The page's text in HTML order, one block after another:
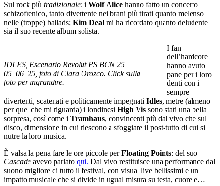
Sul rock più tradizionale: i Wolf Alice hanno fatto un concerto
schizofrenico, tanto divertente nei brani più tirati quanto melenso
nelle (troppe) ballads; Kim Deal mi ha ricordato quanto deludente
sia il suo recente album solista.
IDLES, Escenario Revolut PS BCN 25
05_06_25, foto di Clara Orozco. Click sulla
foto per ingrandire.
I fan
dell’hardcore
hanno avuto
pane per i loro
denti con i
sempre
divertenti, scatenati e politicamente impegnati Idles, metre (almeno
per quel che mi riguarda) i londinesi High Vis sono stati una bella
sorpresa, così come i Tramhaus, convincenti più dal vivo che sul
disco, dimensione in cui riescono a sfoggiare il post-tutto di cui si
nutre la loro musica.
È valsa la pena fare le ore piccole perFloating Points: del suo
Cascade avevo parlato qui. Dal vivo restituisce una performance dal
suono migliore di tutto il festival, con visual live bellissimi e un
impatto musicale che si divide in ugual misura su testa, cuore e…